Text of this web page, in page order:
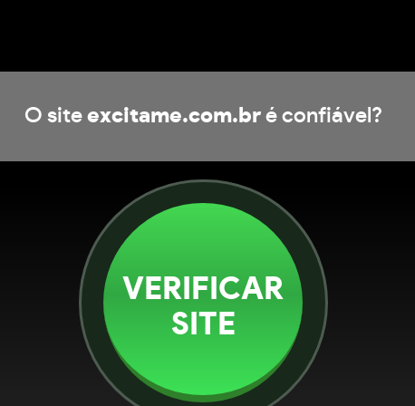
O site excitame.com.bré confiável?
VERIFICAR
SITE